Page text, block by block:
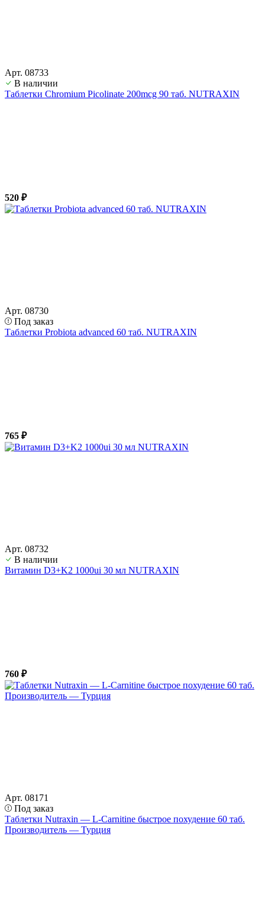
Арт. 08733
В наличии
Таблетки Chromium Picolinate 200mcg 90 таб. NUTRAXIN
520 ₽
Арт. 08730
Под заказ
Таблетки Probiota advanced 60 таб. NUTRAXIN
765 ₽
Арт. 08732
В наличии
Витамин D3+K2 1000ui 30 мл NUTRAXIN
760 ₽
Арт. 08171
Под заказ
Таблетки Nutraxin — L-Carnitine быстрое похудение 60 таб.
Производитель — Турция